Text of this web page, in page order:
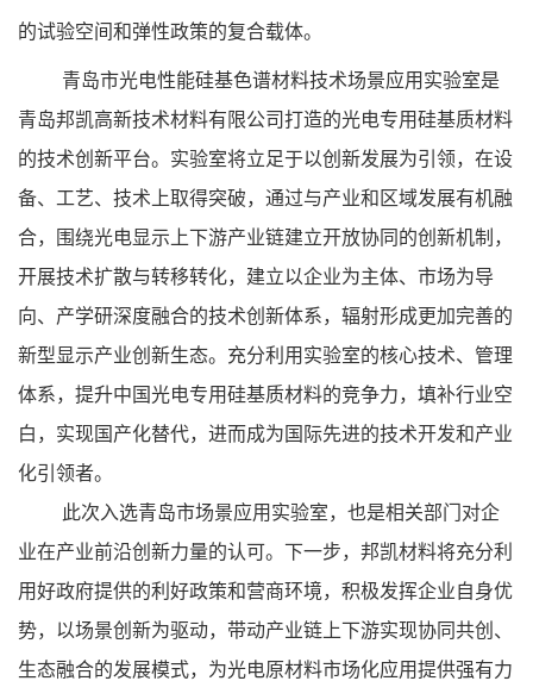
的试验空间和弹性政策的复合载体。
青岛市光电性能硅基色谱材料技术场景应用实验室是
青岛邦凯高新技术材料有限公司打造的光电专用硅基质材料
的技术创新平台。实验室将立足于以创新发展为引领，在设
备、工艺、技术上取得突破，通过与产业和区域发展有机融
合，围绕光电显示上下游产业链建立开放协同的创新机制，
开展技术扩散与转移转化，建立以企业为主体、市场为导
向、产学研深度融合的技术创新体系，辐射形成更加完善的
新型显示产业创新生态。充分利用实验室的核心技术、管理
体系，提升中国光电专用硅基质材料的竞争力，填补行业空
白，实现国产化替代，进而成为国际先进的技术开发和产业
化引领者。
此次入选青岛市场景应用实验室，也是相关部门对企
业在产业前沿创新力量的认可。下一步，邦凯材料将充分利
用好政府提供的利好政策和营商环境，积极发挥企业自身优
势，以场景创新为驱动，带动产业链上下游实现协同共创、
生态融合的发展模式，为光电原材料市场化应用提供强有力